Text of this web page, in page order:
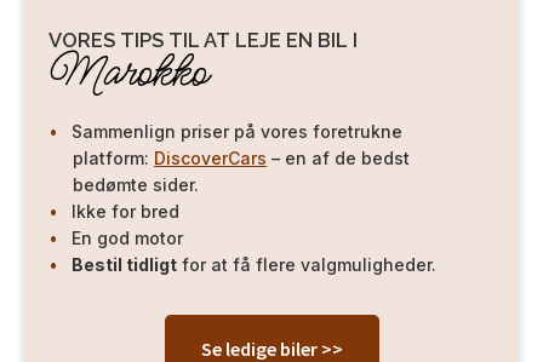
VORES TIPS TIL AT LEJE EN BIL I
Marokko
Sammenlign priser på vores foretrukne
platform: DiscoverCars – en af de bedst
bedømte sider.
Ikke for bred
En god motor
Bestil tidligt for at få flere valgmuligheder.
Se ledige biler >>